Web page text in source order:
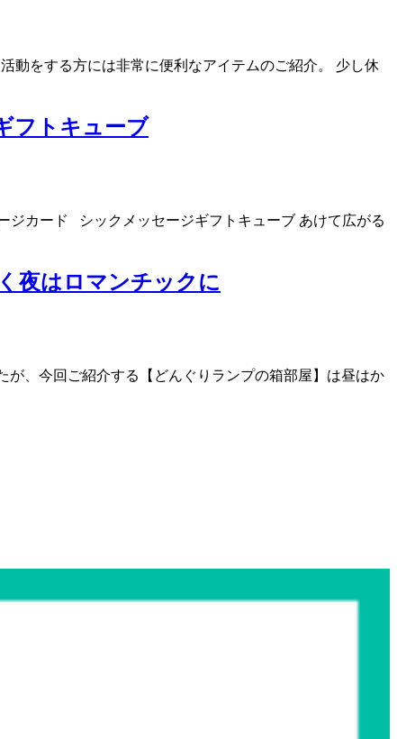
動をする方には非常に便利なアイテムのご紹介。 少し休
フトキューブ
ジカード シックメッセージギフトキューブ あけて広がる
夜はロマンチックに
、今回ご紹介する【どんぐりランプの箱部屋】は昼はか